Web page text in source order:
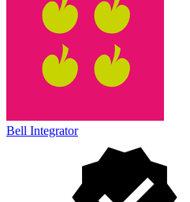
Bell Integrator